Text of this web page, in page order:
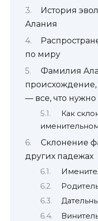
История
Алания
по миру
Фамилия
— все, что нужно
Как
Склонение
других падежах